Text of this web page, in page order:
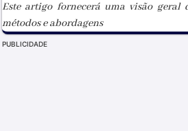
Este artigo fornecerá uma visão geral
métodos e abordagens
PUBLICIDADE